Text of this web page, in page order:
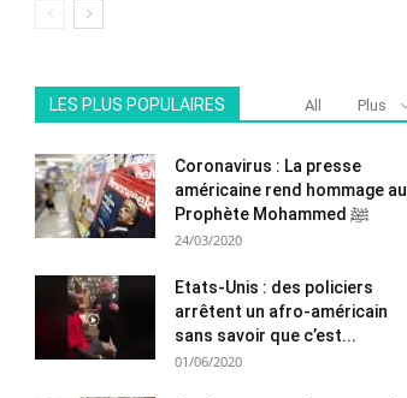
LES PLUS POPULAIRES All Plus
Coronavirus : La presse
américaine rend hommage au
Prophète Mohammed ﷺ
24/03/2020
Etats-Unis : des policiers
arrêtent un afro-américain
sans savoir que c’est...
01/06/2020